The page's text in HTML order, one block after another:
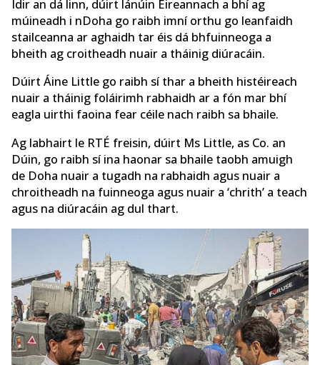
Idir an dá linn, dúirt lánúin Éireannach a bhí ag
múineadh i nDoha go raibh imní orthu go leanfaidh
stailceanna ar aghaidh tar éis dá bhfuinneoga a
bheith ag croitheadh ​​nuair a tháinig diúracáin.
Dúirt Áine Little go raibh sí thar a bheith histéireach
nuair a tháinig foláirimh rabhaidh ar a fón mar bhí
eagla uirthi faoina fear céile nach raibh sa bhaile.
Ag labhairt le RTÉ freisin, dúirt Ms Little, as Co. an
Dúin, go raibh sí ina haonar sa bhaile taobh amuigh
de Doha nuair a tugadh na rabhaidh agus nuair a
chroitheadh ​​na fuinneoga agus nuair a ‘chrith’ a teach
agus na diúracáin ag dul thart.